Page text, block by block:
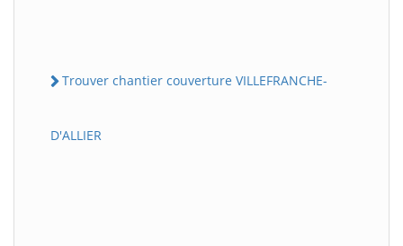
Trouver chantier couverture VILLEFRANCHE-
D'ALLIER